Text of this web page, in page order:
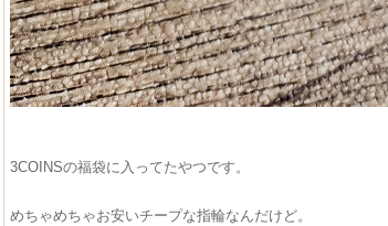
3COINSの福袋に入ってたやつです。
めちゃめちゃお安いチープな指輪なんだけど。